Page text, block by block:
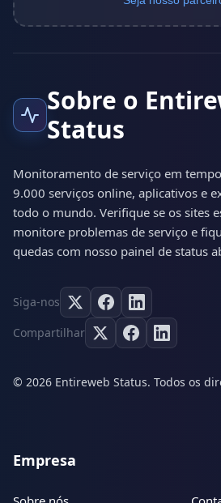
Sobre o
Status
Monitoramento de serviço em
9.000 serviços online, aplicativos e
todo o mundo. Verifique se os sites
monitore problemas de serviço e
quedas com nosso painel de status
Siga-nos
Compartilhar
© 2026 Entireweb Status. Todos os
Empresa